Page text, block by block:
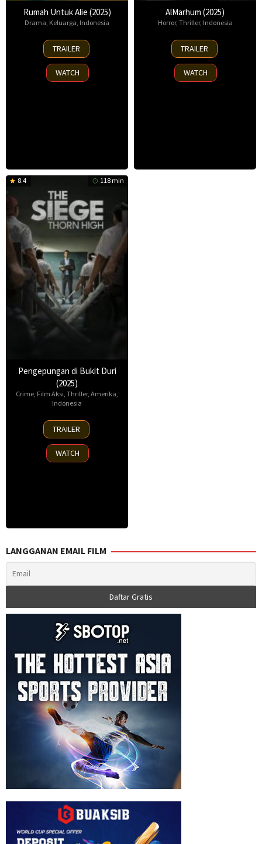
Rumah Untuk Alie (2025)
Drama Keluarga Indonesia
17
Apr
2025
TRAILER
WATCH
AlMarhum (2025)
Horror, Thriller, Indonesia
9
Jan
2025
TRAILER
WATCH
8.4 118 min
Pengepungan di Bukit Duri
(2025)
Crime, Film Aksi, Thriller, Amerika,
Indonesia
17
Apr
2025
TRAILER
WATCH
LANGGANAN EMAIL FILM